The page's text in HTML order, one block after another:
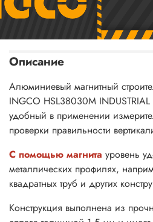
Описание
Алюминиевый магнитный
INGCO HSL38030M
удобный в применении
проверки правильности
С помощью магнита уровень
металлических профилях,
квадратных труб и других
Конструкция выполнена из